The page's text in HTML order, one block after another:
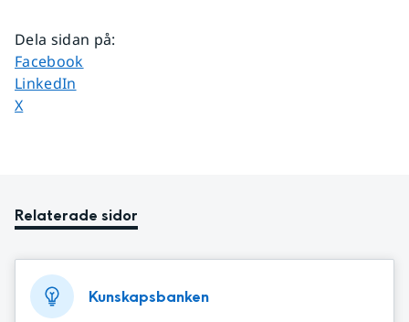
Dela sidan på:
Dela sidan på
Facebook
Dela sidan på
LinkedIn
Dela sidan på
X
Relaterade sidor
Kunskapsbanken